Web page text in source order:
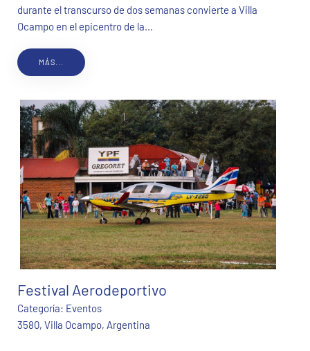
durante el transcurso de dos semanas convierte a Villa
Ocampo en el epicentro de la...
MÁS...
Festival Aerodeportivo
Categoría: Eventos
3580, Villa Ocampo, Argentina